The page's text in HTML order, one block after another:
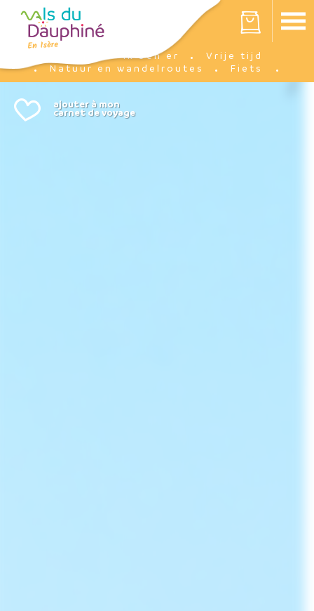
Votre panier est vide
Ik ben er
Vrije tijd
Natuur en wandelroutes
Fiets
Cookies beheer paneel